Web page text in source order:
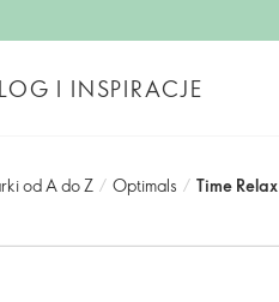
I INSPIRACJE
od A do Z / Optimals / Time Relax